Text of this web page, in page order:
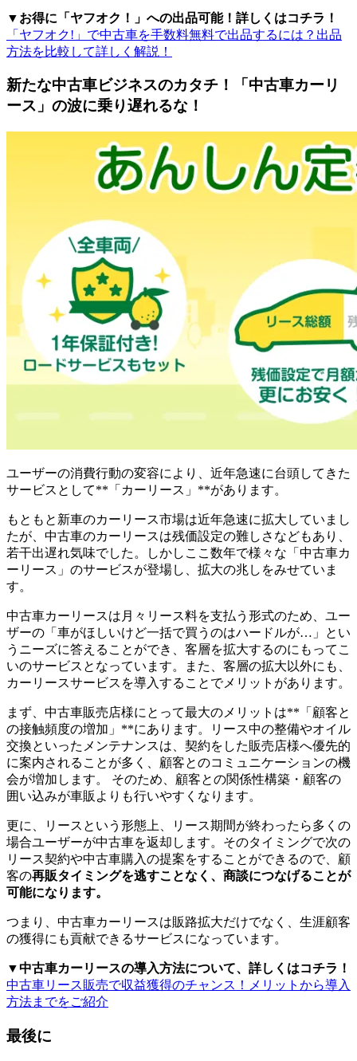
▼お得に「ヤフオク！」への出品可能！詳しくはコチラ！
「ヤフオク!」で中古車を手数料無料で出品するには？出品
方法を比較して詳しく解説！
新たな中古車ビジネスのカタチ！「中古車カーリ
ース」の波に乗り遅れるな！
ユーザーの消費行動の変容により、近年急速に台頭してきた
サービスとして**「カーリース」**があります。
もともと新車のカーリース市場は近年急速に拡大していまし
たが、中古車のカーリースは残価設定の難しさなどもあり、
若干出遅れ気味でした。しかしここ数年で様々な「中古車カ
ーリース」のサービスが登場し、拡大の兆しをみせていま
す。
中古車カーリースは月々リース料を支払う形式のため、ユー
ザーの「車がほしいけど一括で買うのはハードルが…」とい
うニーズに答えることができ、客層を拡大するのにもってこ
いのサービスとなっています。また、客層の拡大以外にも、
カーリースサービスを導入することでメリットがあります。
まず、中古車販売店様にとって最大のメリットは**「顧客と
の接触頻度の増加」**にあります。リース中の整備やオイル
交換といったメンテナンスは、契約をした販売店様へ優先的
に案内されることが多く、顧客とのコミュニケーションの機
会が増加します。 そのため、顧客との関係性構築・顧客の
囲い込みが車販よりも行いやすくなります。
更に、リースという形態上、リース期間が終わったら多くの
場合ユーザーが中古車を返却します。そのタイミングで次の
リース契約や中古車購入の提案をすることができるので、顧
客の再販タイミングを逃すことなく、商談につなげることが
可能になります。
つまり、中古車カーリースは販路拡大だけでなく、生涯顧客
の獲得にも貢献できるサービスになっています。
▼中古車カーリースの導入方法について、詳しくはコチラ！
中古車リース販売で収益獲得のチャンス！メリットから導入
方法までをご紹介
最後に